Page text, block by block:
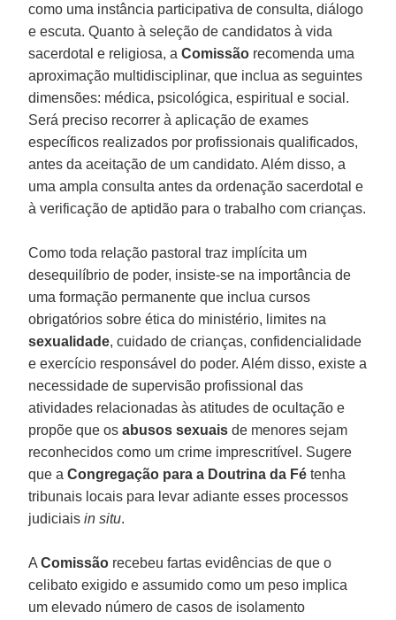
como uma instância participativa de consulta, diálogo
e escuta. Quanto à seleção de candidatos à vida
sacerdotal e religiosa, aComissão recomenda uma
aproximação multidisciplinar, que inclua as seguintes
dimensões: médica, psicológica, espiritual e social.
Será preciso recorrer à aplicação de exames
específicos realizados por profissionais qualificados,
antes da aceitação de um candidato. Além disso, a
uma ampla consulta antes da ordenação sacerdotal e
à verificação de aptidão para o trabalho com crianças.
Como toda relação pastoral traz implícita um
desequilíbrio de poder, insiste-se na importância de
uma formação permanente que inclua cursos
obrigatórios sobre ética do ministério, limites na
sexualidade, cuidado de crianças, confidencialidade
e exercício responsável do poder. Além disso, existe a
necessidade de supervisão profissional das
atividades relacionadas às atitudes de ocultação e
propõe que osabusos sexuais de menores sejam
reconhecidos como um crime imprescritível. Sugere
que aCongregação para a Doutrina da Fé tenha
tribunais locais para levar adiante esses processos
judiciaisin situ.
AComissão recebeu fartas evidências de que o
celibato exigido e assumido como um peso implica
um elevado número de casos de isolamento